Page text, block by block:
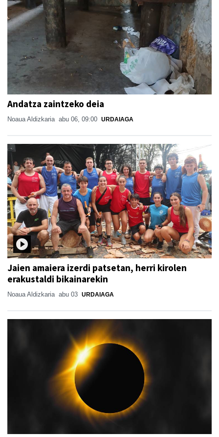
Andatza zaintzeko deia
Noaua Aldizkaria abu 06, 09:00 URDAIAGA
Jaien amaiera izerdi patsetan, herri kirolen
erakustaldi bikainarekin
Noaua Aldizkaria abu 03 URDAIAGA